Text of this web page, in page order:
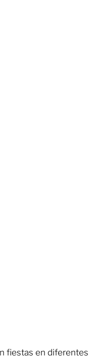
fiestas en diferentes